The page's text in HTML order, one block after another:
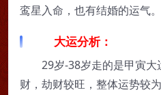
鸾星入命，也有结婚的运气。
大运分析：
29岁-38岁走的是甲寅
财，劫财较旺，整体运势较